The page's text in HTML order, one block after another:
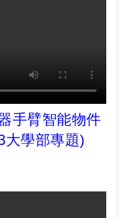
手臂智能物件
大學部專題)